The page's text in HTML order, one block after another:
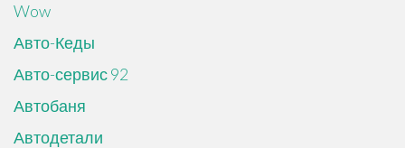
Wow
Авто-Кеды
Авто-сервис 92
Автобаня
Автодетали